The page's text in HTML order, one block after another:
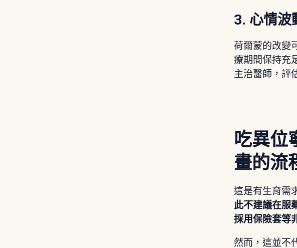
3. 心情波
荷爾蒙的改變
療期間保持充
主治醫師，評
吃異位
畫的流
這是有生育需
此不建議在服
採用保險套等
然而，這並不